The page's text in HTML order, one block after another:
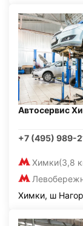
Автосервис
+7 (495) 989-
Химки(3,8
Химки, ш